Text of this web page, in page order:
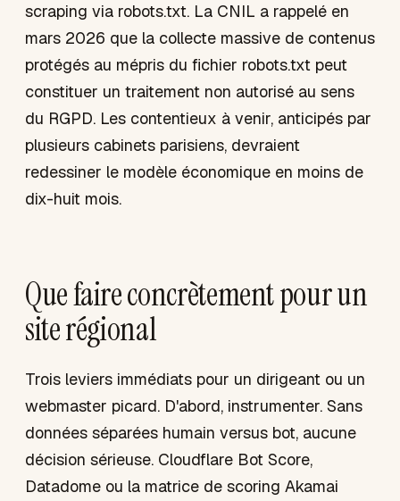
scraping via robots.txt. La CNIL a rappelé en
mars 2026 que la collecte massive de contenus
protégés au mépris du fichier robots.txt peut
constituer un traitement non autorisé au sens
du RGPD. Les contentieux à venir, anticipés par
plusieurs cabinets parisiens, devraient
redessiner le modèle économique en moins de
dix-huit mois.
Que faire concrètement pour un
site régional
Trois leviers immédiats pour un dirigeant ou un
webmaster picard. D'abord, instrumenter. Sans
données séparées humain versus bot, aucune
décision sérieuse. Cloudflare Bot Score,
Datadome ou la matrice de scoring Akamai